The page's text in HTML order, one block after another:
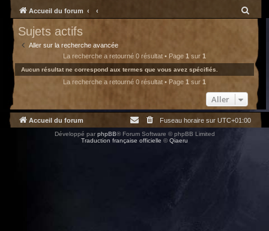
Accueil du forum
h
Sujets actifs
Aller sur la recherche avancée
La recherche a retourné 0 résultat • Page 1 sur 1
Aucun résultat ne correspond aux termes que vous avez spécifiés.
La recherche a retourné 0 résultat • Page 1 sur 1
Aller
Accueil du forum Fuseau horaire sur UTC+01:00
Développé par phpBB® Forum Software © phpBB Limited
Traduction française officielle ©Qiaeru